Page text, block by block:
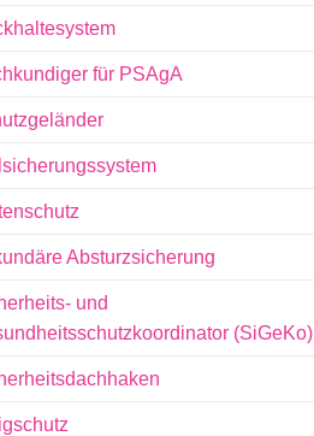
für PSAgA
Absturzsicherung
und
(SiGeKo)